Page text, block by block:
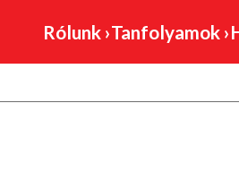
Rólunk ›Tanfolyamok ›